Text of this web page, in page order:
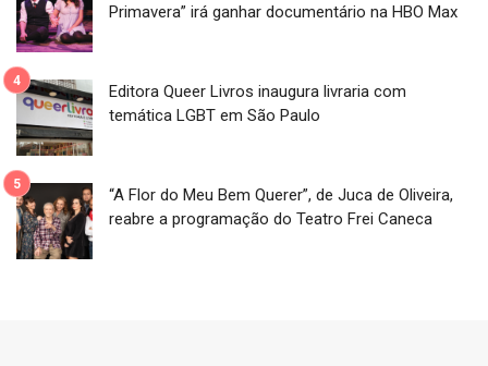
Primavera” irá ganhar documentário na HBO Max
Editora Queer Livros inaugura livraria com
temática LGBT em São Paulo
“A Flor do Meu Bem Querer”, de Juca de Oliveira,
reabre a programação do Teatro Frei Caneca